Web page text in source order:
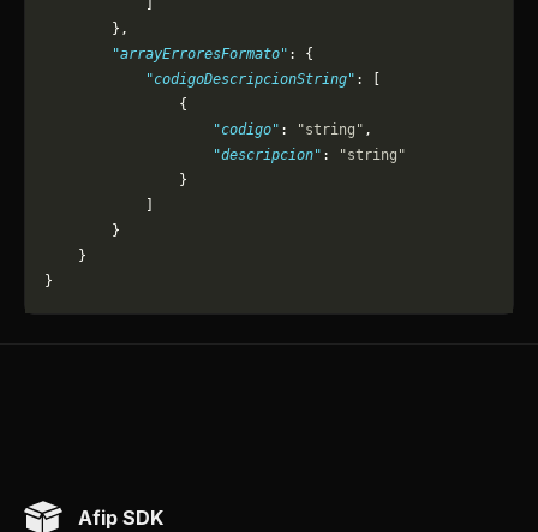
        },
        "arrayErroresFormato"
: {
            "codigoDescripcionString"
: [
                {
                    "codigo"
: "string" ,
                    "descripcion"
:
"string"
                }
        }
    }
}
Afip SDK